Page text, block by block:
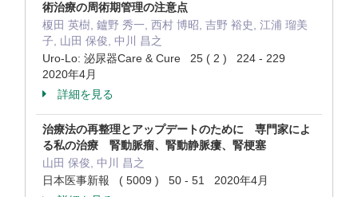
術治療の周術期管理の注意点
榎田 英樹, 鑪野 秀一, 西村 博昭, 吉野 裕史, 江浦 瑠美
子, 山田 保俊, 中川 昌之
Uro-Lo: 泌尿器Care & Cure 25 ( 2 ) 224 - 229
2020年4月
詳細を見る
治療法の再整理とアップデートのために 専門家によ
る私の治療 腎動脈瘤、腎動静脈瘻、腎梗塞
山田 保俊, 中川 昌之
日本医事新報 ( 5009 ) 50 - 51 2020年4月